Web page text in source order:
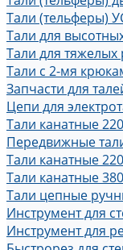
Тали (тельферы)
Тали для
Тали для тяжелых
Тали с 2-мя
Запчасти для
Цепи для
Тали канатные
Передвижные
Тали канатные
Тали канатные
Тали цепные
Инструмент для
Инструмент для